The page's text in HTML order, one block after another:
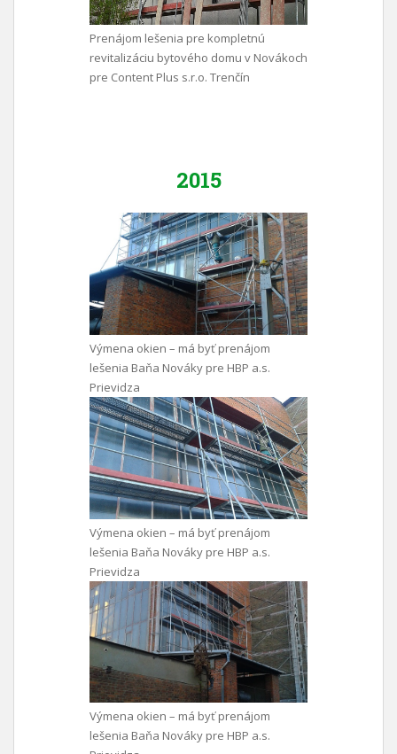
Prenájom lešenia pre kompletnú
revitalizáciu bytového domu v Novákoch
pre Content Plus s.r.o. Trenčín
2015
Výmena okien – má byť prenájom
lešenia Baňa Nováky pre HBP a.s.
Prievidza
Výmena okien – má byť prenájom
lešenia Baňa Nováky pre HBP a.s.
Prievidza
Výmena okien – má byť prenájom
lešenia Baňa Nováky pre HBP a.s.